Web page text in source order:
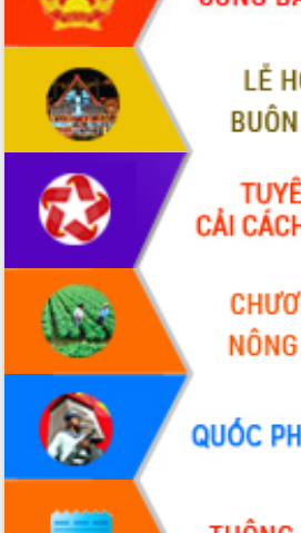
Không có file video nào để phát.